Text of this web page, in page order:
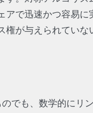
で迅速かつ容易に
が与えられていな
でも、数学的にリ